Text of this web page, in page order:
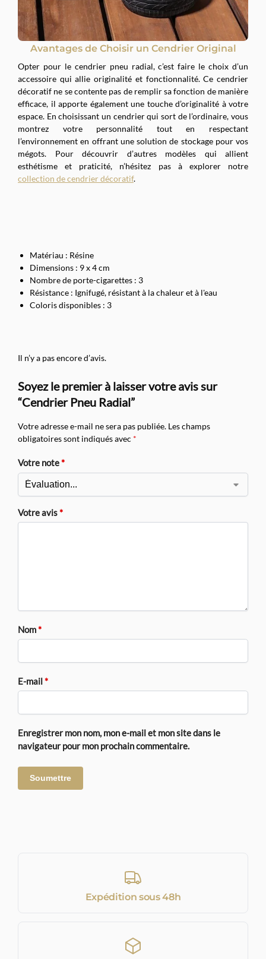
Avantages de Choisir un Cendrier Original
Opter pour le cendrier pneu radial, c’est faire le choix d’un
accessoire qui allie originalité et fonctionnalité. Ce cendrier
décoratif ne se contente pas de remplir sa fonction de manière
efficace, il apporte également une touche d’originalité à votre
espace. En choisissant un cendrier qui sort de l’ordinaire, vous
montrez votre personnalité tout en respectant
l’environnement en offrant une solution de stockage pour vos
mégots. Pour découvrir d’autres modèles qui allient
esthétisme et praticité, n’hésitez pas à explorer notre
collection de cendrier décoratif.
Matériau : Résine
Dimensions : 9 x 4 cm
Nombre de porte-cigarettes : 3
Résistance : Ignifugé, résistant à la chaleur et à l'eau
Coloris disponibles : 3
Il n’y a pas encore d’avis.
Soyez le premier à laisser votre avis sur
“Cendrier Pneu Radial”
Votre adresse e-mail ne sera pas publiée. Les champs
obligatoires sont indiqués avec *
Votre note*
Votre avis*
Nom*
E-mail*
Enregistrer mon nom, mon e-mail et mon site dans le
navigateur pour mon prochain commentaire.
Expédition sous 48h